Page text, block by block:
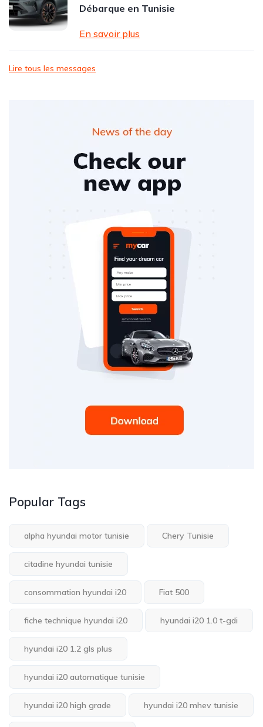
Débarque en Tunisie
En savoir plus
Lire tous les messages
Popular Tags
alpha hyundai motor tunisie Chery Tunisie
citadine hyundai tunisie
consommation hyundai i20 Fiat 500
fiche technique hyundai i20 hyundai i20 1.0 t-gdi
hyundai i20 1.2 gls plus
hyundai i20 automatique tunisie
hyundai i20 high grade hyundai i20 mhev tunisie